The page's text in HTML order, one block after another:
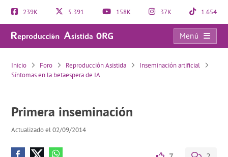
239K 5.391 158K 37K 1.654
Menú
Primera inseminación
Inicio Foro Reproducción Asistida
Inseminación artificial
Síntomas en la betaespera de IA
Primera inseminación
Actualizado el 02/09/2014